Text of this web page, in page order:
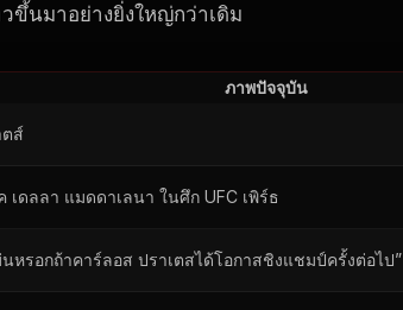
ขึ้นมาอย่างยิ่งใหญ่กว่าเดิม
ภาพปัจจุบัน
ส์
เดลลา แมดดาเลนา ในศึก UFC เพิร์ธ
นหรอกถ้าคาร์ลอส ปราเตสได้โอกาสชิงแชมป์ครั้งต่อไป”